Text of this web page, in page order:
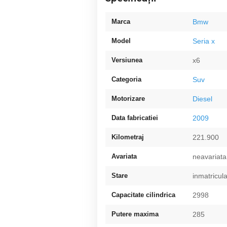
Marca Bmw
Model Seria x
Versiunea x6
Categoria Suv
Motorizare Diesel
Data fabricatiei 2009
Kilometraj 221.900
Avariata neavariata
Stare
Capacitate cilindrica 2998
Putere maxima 285